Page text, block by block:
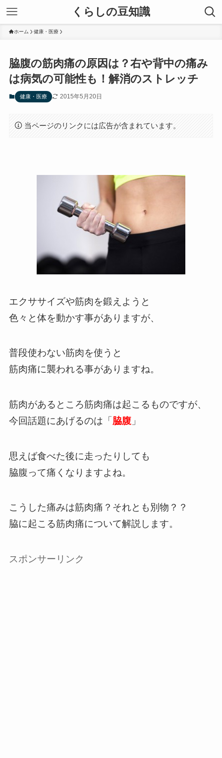
くらしの豆知識
ホーム 健康・医療
脇腹の筋肉痛の原因は？右や背中の痛み
は病気の可能性も！解消のストレッチ
健康・医療 2015年5月20日
当ページのリンクには広告が含まれています。
エクササイズや筋肉を鍛えようと
色々と体を動かす事がありますが、
普段使わない筋肉を使うと
筋肉痛に襲われる事がありますね。
筋肉があるところ筋肉痛は起こるものですが、
今回話題にあげるのは「 脇腹」
思えば食べた後に走ったりしても
脇腹って痛くなりますよね。
こうした痛みは筋肉痛？それとも別物？？
脇に起こる筋肉痛について解説します。
スポンサーリンク